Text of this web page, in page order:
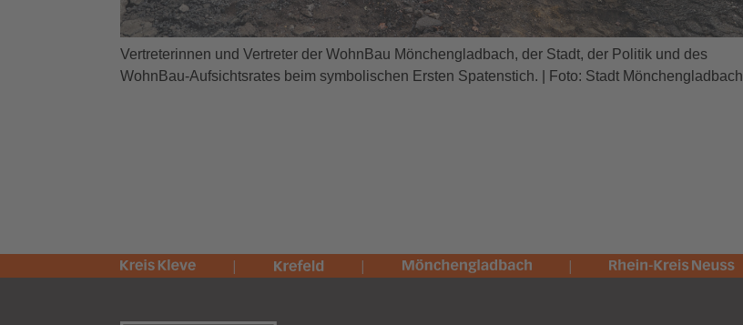
Vertreterinnen und Vertreter der WohnBau Mönchengladbach, der Stadt, der Politik und des
WohnBau-Aufsichtsrates beim symbolischen Ersten Spatenstich. | Foto: Stadt Mönchengladbach